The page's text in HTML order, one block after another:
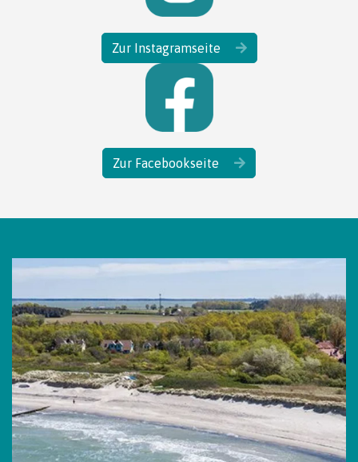
Zur Instagramseite
Zur Facebookseite